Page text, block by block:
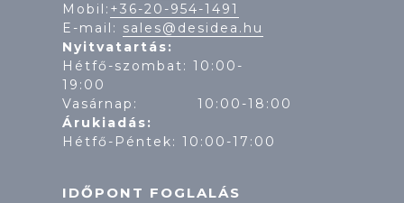
Mobil: +36-20-954-1491
E-mail: sales@desidea.hu
Nyitvatartás:
Hétfő-szombat: 10:00-
Vasárnap: 10:00-18:00
Árukiadás:
Hétfő-Péntek: 10:00-17:00
IDŐPONT FOGLALÁS